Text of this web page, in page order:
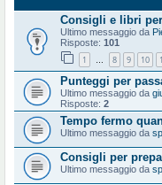
Consigli e libri
Ultimo messaggio da
Risposte: 101
1 … 8 9 10
Punteggi per
Ultimo messaggio da
Risposte: 2
Tempo fermo
Ultimo messaggio da
Consigli per
Ultimo messaggio da